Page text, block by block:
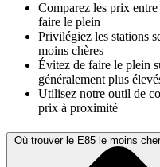
Comparez les prix
faire le plein
Privilégiez les stations
moins chères
Évitez de faire le plein
généralement plus
Utilisez notre outil de
prix à proximité
Où trouver le E85 le moins